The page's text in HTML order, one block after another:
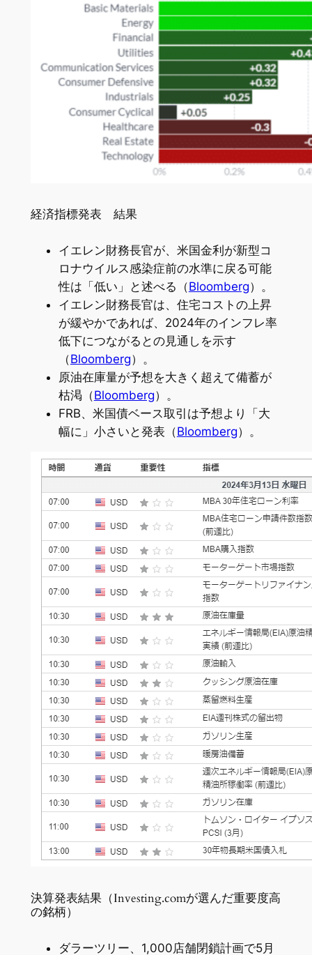
経済指標発表 結果
イエレン財務長官が、米国金利が新型コ
ロナウイルス感染症前の水準に戻る可能
性は「低い」と述べる（Bloomberg）。
イエレン財務長官は、住宅コストの上昇
が緩やかであれば、2024年のインフレ率
低下につながるとの見通しを示す
（Bloomberg）。
原油在庫量が予想を大きく超えて備蓄が
枯渇（Bloomberg）。
FRB、米国債ベース取引は予想より「大
幅に」小さいと発表（Bloomberg）。
決算発表結果（Investing.comが選んだ重要度高
の銘柄）
ダラーツリー、1,000店舗閉鎖計画で5月